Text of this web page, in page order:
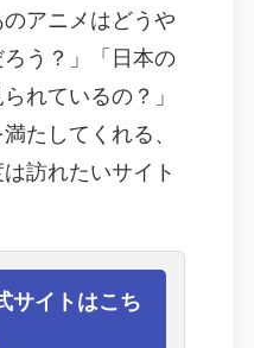
アニメはどうや
う？」「日本の
れているの？」
たしてくれる、
訪れたいサイト
サイトはこち